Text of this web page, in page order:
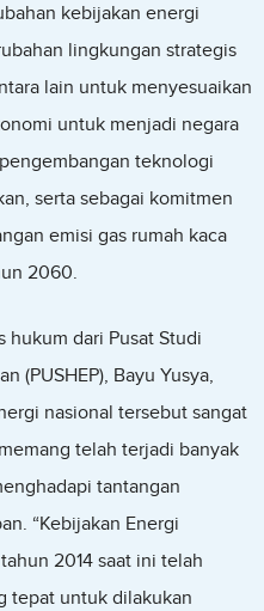
kebijakan energi
lingkungan strategis
lain untuk menyesuaikan
untuk menjadi negara
teknologi
serta sebagai komitmen
emisi gas rumah kaca
2060.
hukum dari Pusat Studi
(PUSHEP), Bayu Yusya,
nasional tersebut sangat
telah terjadi banyak
tantangan
“Kebijakan Energi
2014 saat ini telah
tepat untuk dilakukan